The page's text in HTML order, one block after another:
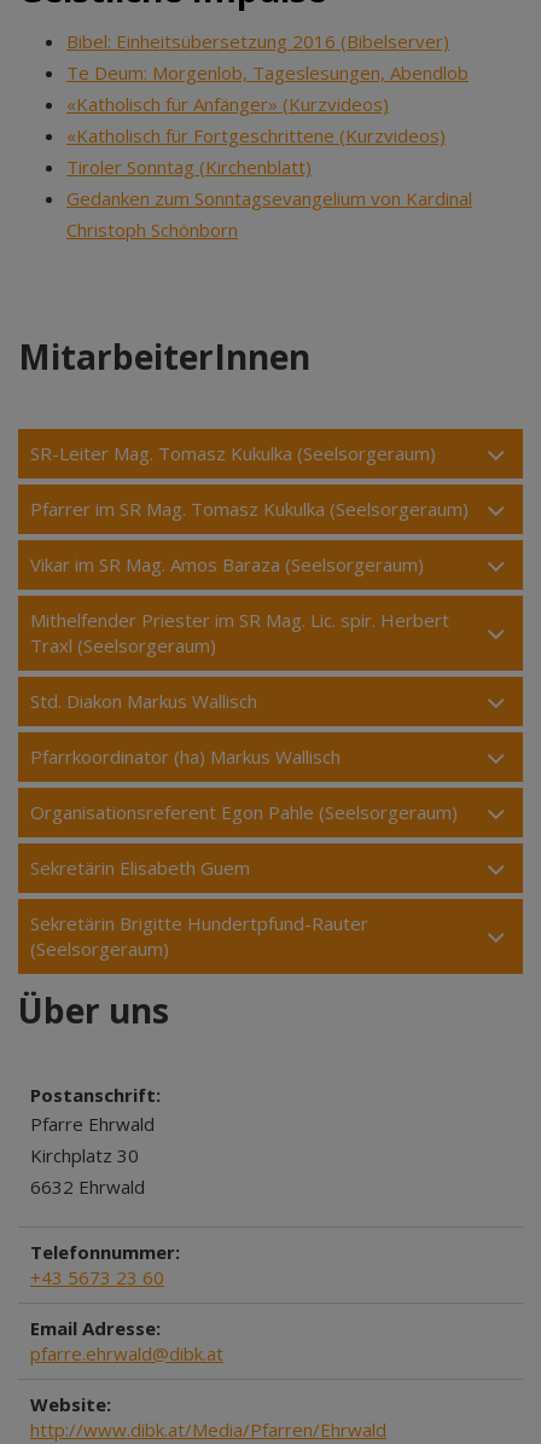
Bibel: Einheitsübersetzung 2016 (Bibelserver)
Te Deum: Morgenlob, Tageslesungen, Abendlob
«Katholisch für Anfänger» (Kurzvideos)
«Katholisch für Fortgeschrittene (Kurzvideos)
Tiroler Sonntag (Kirchenblatt)
Gedanken zum Sonntagsevangelium von Kardinal
Christoph Schönborn
MitarbeiterInnen
SR-Leiter Mag. Tomasz Kukulka (Seelsorgeraum)
Pfarrer im SR Mag. Tomasz Kukulka (Seelsorgeraum)
Vikar im SR Mag. Amos Baraza (Seelsorgeraum)
Mithelfender Priester im SR Mag. Lic. spir. Herbert
Traxl (Seelsorgeraum)
Std. Diakon Markus Wallisch
Pfarrkoordinator (ha) Markus Wallisch
Organisationsreferent Egon Pahle (Seelsorgeraum)
Sekretärin Elisabeth Guem
Sekretärin Brigitte Hundertpfund-Rauter
(Seelsorgeraum)
Über uns
Postanschrift:
Pfarre Ehrwald
Kirchplatz 30
6632 Ehrwald
Telefonnummer:
+43 5673 23 60
Email Adresse:
pfarre.ehrwald@dibk.at
Website:
http://www.dibk.at/Media/Pfarren/Ehrwald